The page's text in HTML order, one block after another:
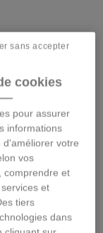
Vergrößern
cookies
pour assurer
informations
d'améliorer votre
vos
comprendre et
et
tiers
dans
sans accepter